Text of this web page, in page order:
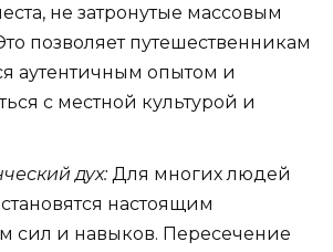
не затронутые массовым
позволяет путешественникам
аутентичным опытом и
с местной культурой и
дух:Для многих людей
настоящим
сил и навыков. Пересечение